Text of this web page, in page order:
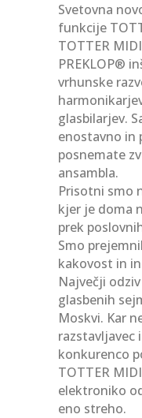
Svetovna
funkcije
TOTTER
PREKLOP®
vrhunske
glasbilarjev.
enostavno in
posnemate
ansambla.
Prisotni smo
kjer je doma
prek
Smo
kakovost in
Največji
glasbenih
Moskvi. Kar
razstavljavec
konkurenco
TOTTER
elektroniko
eno streho.